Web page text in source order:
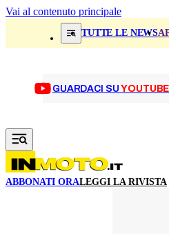
Vai al contenuto principale
TUTTE LE NEWS
GUARDACI SUYOUTUBE
ABBONATI ORALEGGI LA RIVISTA